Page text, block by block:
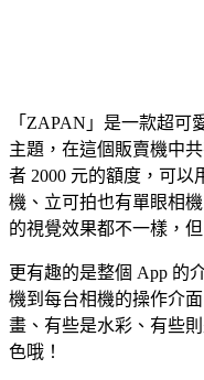
「ZAPAN」是一款超可
主題，在這個販賣機中
者 2000 元的額度，可以
機、立可拍也有單眼相
的視覺效果都不一樣，
更有趣的是整個 App 的
機到每台相機的操作介
畫、有些是水彩、有些
色哦！